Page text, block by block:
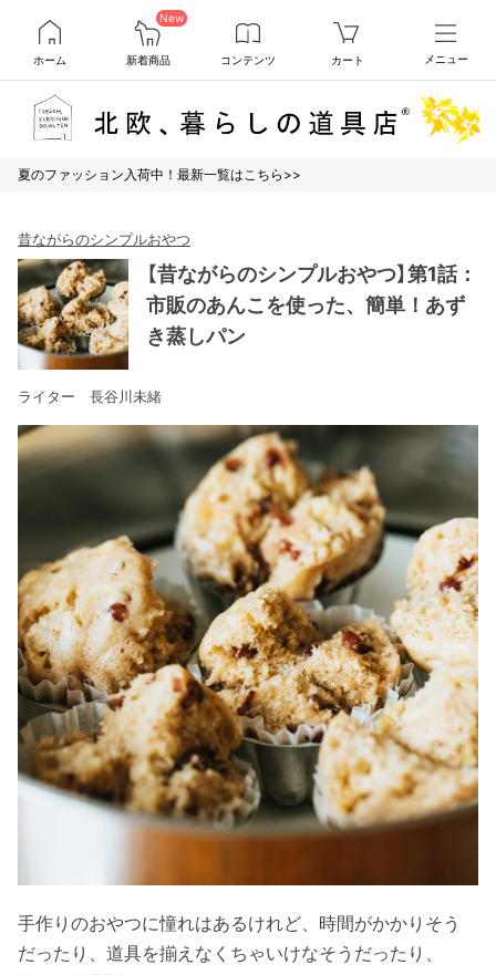
ホーム
New
新着商品 コンテンツ カート メニュー
夏のファッション入荷中！最新一覧はこちら>>
昔ながらのシンプルおやつ
【昔ながらのシンプルおやつ】第1話：
市販のあんこを使った、簡単！あず
き蒸しパン
ライター 長谷川未緒
手作りのおやつに憧れはあるけれど、時間がかかりそう
だったり、道具を揃えなくちゃいけなそうだったり、